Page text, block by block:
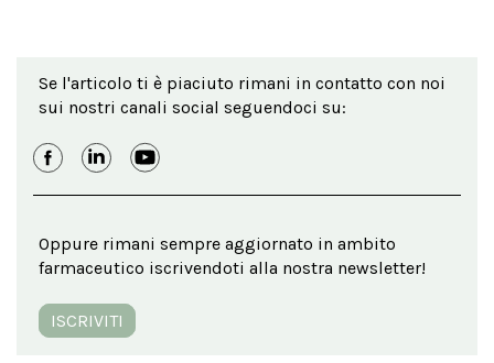
Se l'articolo ti è piaciuto rimani in contatto con noi
sui nostri canali social seguendoci su:
Oppure rimani sempre aggiornato in ambito
farmaceutico iscrivendoti alla nostra newsletter!
ISCRIVITI